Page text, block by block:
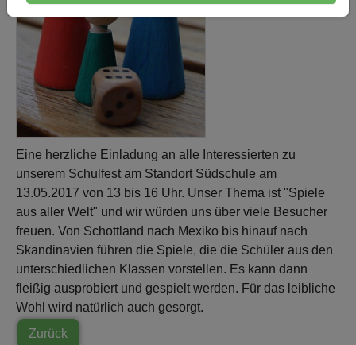
Eine herzliche Einladung an alle Interessierten zu
unserem Schulfest am Standort Südschule am
13.05.2017 von 13 bis 16 Uhr. Unser Thema ist "Spiele
aus aller Welt" und wir würden uns über viele Besucher
freuen. Von Schottland nach Mexiko bis hinauf nach
Skandinavien führen die Spiele, die die Schüler aus den
unterschiedlichen Klassen vorstellen. Es kann dann
fleißig ausprobiert und gespielt werden. Für das leibliche
Wohl wird natürlich auch gesorgt.
Zurück